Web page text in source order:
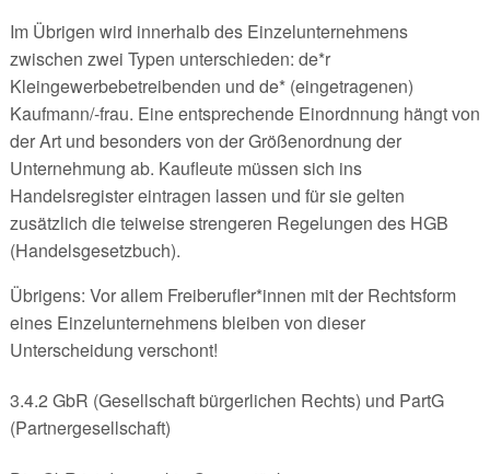
Im Übrigen wird innerhalb des Einzelunternehmens
zwischen zwei Typen unterschieden: de*r
Kleingewerbebetreibenden und de* (eingetragenen)
Kaufmann/-frau. Eine entsprechende Einordnnung hängt von
der Art und besonders von der Größenordnung der
Unternehmung ab. Kaufleute müssen sich ins
Handelsregister eintragen lassen und für sie gelten
zusätzlich die teiweise strengeren Regelungen des HGB
(Handelsgesetzbuch).
Übrigens: Vor allem Freiberufler*innen mit der Rechtsform
eines Einzelunternehmens bleiben von dieser
Unterscheidung verschont!
3.4.2 GbR (Gesellschaft bürgerlichen Rechts) und PartG
(Partnergesellschaft)